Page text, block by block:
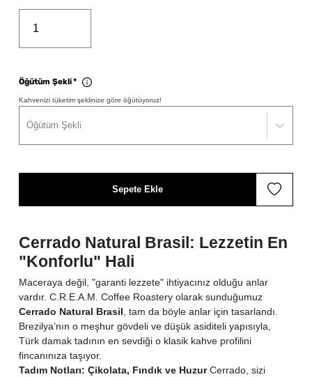
Cerrado Natural Brasil: Lezzetin En
"Konforlu" Hali
Maceraya değil, "garanti lezzete" ihtiyacınız olduğu anlar
vardır. C.R.E.A.M. Coffee Roastery olarak sunduğumuz
Cerrado Natural Brasil, tam da böyle anlar için tasarlandı.
Brezilya’nın o meşhur gövdeli ve düşük asiditeli yapısıyla,
Türk damak tadının en sevdiği o klasik kahve profilini
fincanınıza taşıyor.
Tadım Notları: Çikolata, Fındık ve HuzurCerrado, sizi
Öğütüm Şekli*
Kahvenizi tüketim şeklinize göre öğütüyoruz!
Öğütüm Şekli
Sepete Ekle